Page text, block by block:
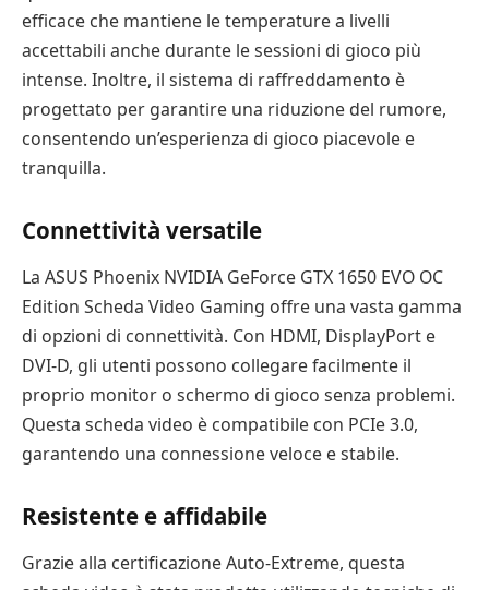
efficace che mantiene le temperature a livelli
accettabili anche durante le sessioni di gioco più
intense. Inoltre, il sistema di raffreddamento è
progettato per garantire una riduzione del rumore,
consentendo un’esperienza di gioco piacevole e
tranquilla.
Connettività versatile
La ASUS Phoenix NVIDIA GeForce GTX 1650 EVO OC
Edition Scheda Video Gaming offre una vasta gamma
di opzioni di connettività. Con HDMI, DisplayPort e
DVI-D, gli utenti possono collegare facilmente il
proprio monitor o schermo di gioco senza problemi.
Questa scheda video è compatibile con PCIe 3.0,
garantendo una connessione veloce e stabile.
Resistente e affidabile
Grazie alla certificazione Auto-Extreme, questa